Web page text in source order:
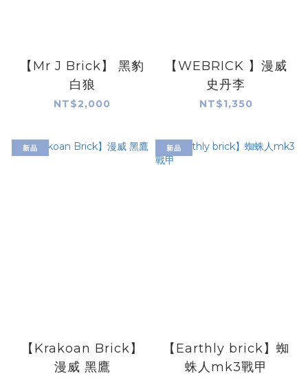
【Mr J Brick】 黑豹
白狼
NT$2,000
【WEBRICK 】漫威
史丹李
NT$1,350
新品
【Krakoan Brick】
漫威 黑鷹
新品
【Earthly brick】蜘
蛛人mk3戰甲